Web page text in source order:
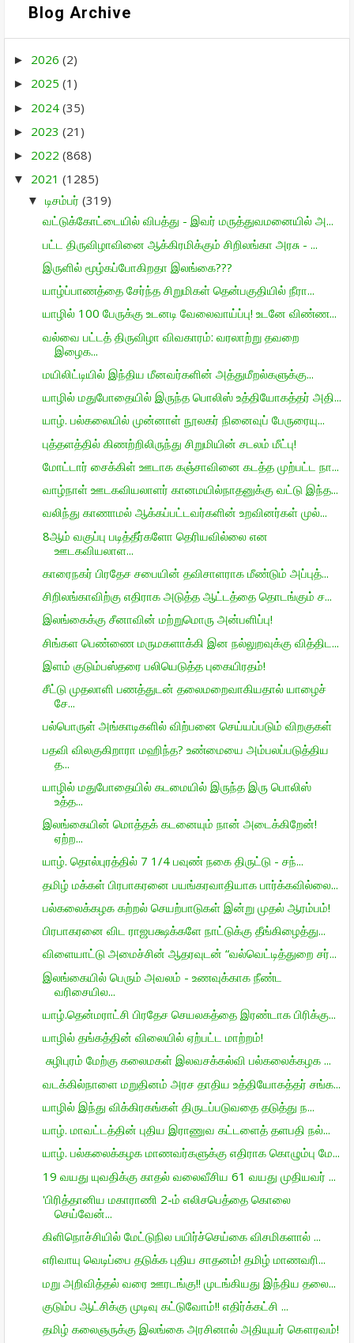
Blog Archive
► 2026 (2)
► 2025 (1)
► 2024 (35)
► 2023 (21)
► 2022 (868)
▼ 2021 (1285)
▼ டிசம்பர் (319)
வட்டுக்கோட்டையில் விபத்து - இவர் மருத்துவமனையில் அ...
பட்ட திருவிழாவினை ஆக்கிரமிக்கும் சிறிலங்கா அரசு - ...
இருளில் மூழ்கப்போகிறதா இலங்கை???
யாழ்ப்பாணத்தை சேர்ந்த சிறுமிகள் தென்பகுதியில் நீரா...
யாழில் 100 பேருக்கு உடனடி வேலைவாய்ப்பு! உடனே விண்ண...
வல்வை பட்டத் திருவிழா விவகாரம்: வரலாற்று தவறை
இழைக...
மயிலிட்டியில் இந்திய மீனவர்களின் அத்துமீறல்களுக்கு...
யாழில் மதுபோதையில் இருந்த பொலிஸ் உத்தியோகத்தர் அதி...
யாழ். பல்கலையில் முன்னாள் நூலகர் நினைவுப் பேருரையு...
புத்தளத்தில் கிணற்றிலிருந்து சிறுமியின் சடலம் மீட்பு!
மோட்டார் சைக்கிள் ஊடாக கஞ்சாவினை கடத்த முற்பட்ட நா...
வாழ்நாள் ஊடகவியலாளர் கானமயில்நாதனுக்கு வட்டு இந்த...
வலிந்து காணாமல் ஆக்கப்பட்டவர்களின் உறவினர்கள் முல்...
8ஆம் வகுப்பு படித்தீர்களோ தெரியவில்லை என
ஊடகவியலாள...
காரைநகர் பிரதேச சபையின் தவிசாளராக மீண்டும் அப்புத்...
சிறிலங்காவிற்கு எதிராக அடுத்த ஆட்டத்தை தொடங்கும் ச...
இலங்கைக்கு சீனாவின் மற்றுமொரு அன்பளிப்பு!
சிங்கள பெண்ணை மருமகளாக்கி இன நல்லுறவுக்கு வித்திட...
இளம் குடும்பஸ்தரை பலியெடுத்த புகையிரதம்!
சீட்டு முதலாளி பணத்துடன் தலைமறைவாகியதால் யாழைச்
சே...
பல்பொருள் அங்காடிகளில் விற்பனை செய்யப்படும் விறகுகள்
பதவி விலகுகிறாரா மஹிந்த? உண்மையை அம்பலப்படுத்திய
த...
யாழில் மதுபோதையில் கடமையில் இருந்த இரு பொலிஸ்
உத்த...
இலங்கையின் மொத்தக் கடனையும் நான் அடைக்கிறேன்!
ஏற்ற...
யாழ். தொல்புரத்தில் 7 1/4 பவுண் நகை திருட்டு - சந்...
தமிழ் மக்கள் பிரபாகரனை பயங்கரவாதியாக பார்க்கவில்லை...
பல்கலைக்கழக கற்றல் செயற்பாடுகள் இன்று முதல் ஆரம்பம்!
பிரபாகரனை விட ராஜபக்ஷக்களே நாட்டுக்கு தீங்கிழைத்து...
விளையாட்டு அமைச்சின் ஆதரவுடன் “வல்வெட்டித்துறை சர்...
இலங்கையில் பெரும் அவலம் - உணவுக்காக நீண்ட
வரிசையில...
யாழ்.தென்மராட்சி பிரதேச செயலகத்தை இரண்டாக பிரிக்கு...
யாழில் தங்கத்தின் விலையில் ஏற்பட்ட மாற்றம்!
சுழிபுரம் மேற்கு கலைமகள் இலவசக்கல்வி பல்கலைக்கழக ...
வடக்கில்நாளை மறுதினம் அரச தாதிய உத்தியோகத்தர் சங்க...
யாழில் இந்து விக்கிரகங்கள் திருடப்படுவதை தடுத்து ந...
யாழ். மாவட்டத்தின் புதிய இராணுவ கட்டளைத் தளபதி நல்...
யாழ். பல்கலைக்கழக மாணவர்களுக்கு எதிராக கொழும்பு மே...
19 வயது யுவதிக்கு காதல் வலைவீசிய 61 வயது முதியவர் ...
'பிரித்தானிய மகாராணி 2-ம் எலிசபெத்தை கொலை
செய்வேன்...
கிளிநொச்சியில் மேட்டுநில பயிர்ச்செய்கை விசமிகளால் ...
எரிவாயு வெடிப்பை தடுக்க புதிய சாதனம்! தமிழ் மாணவரி...
மறு அறிவித்தல் வரை ஊரடங்கு!! முடங்கியது இந்திய தலை...
குடும்ப ஆட்சிக்கு முடிவு கட்டுவோம்!! எதிர்க்கட்சி ...
தமிழ் கலைஞருக்கு இலங்கை அரசினால் அதியுயர் கௌரவம்!